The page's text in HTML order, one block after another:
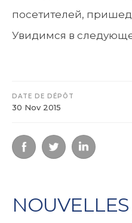
посетителей,
Увидимся в
DATE DE DÉPÔT
30 Nov 2015
NOUVELLES